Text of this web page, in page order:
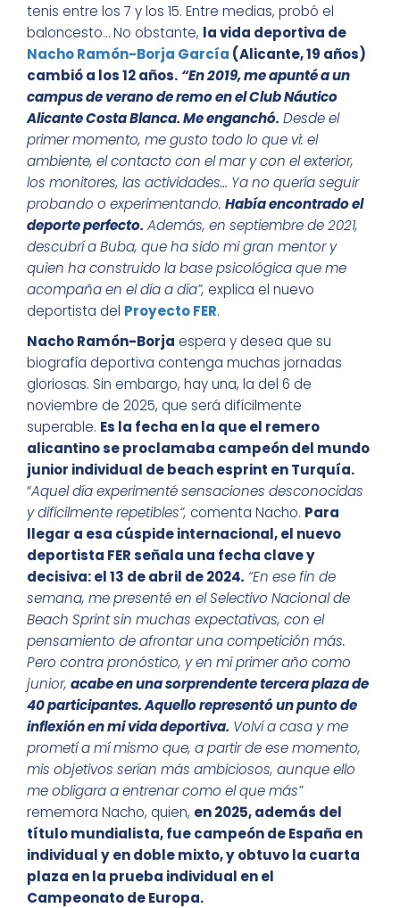
tenis entre los 7 y los 15. Entre medias, probó el
baloncesto… No obstante, la vida deportiva de
Nacho Ramón-Borja García (Alicante, 19 años)
cambió a los 12 años. “En 2019, me apunté a un
campus de verano de remo en el Club Náutico
Alicante Costa Blanca. Me enganchó. Desde el
primer momento, me gusto todo lo que vi: el
ambiente, el contacto con el mar y con el exterior,
los monitores, las actividades… Ya no quería seguir
probando o experimentando. Había encontrado el
deporte perfecto. Además, en septiembre de 2021,
descubrí a Buba, que ha sido mi gran mentor y
quien ha construido la base psicológica que me
acompaña en el día a día”, explica el nuevo
deportista del Proyecto FER.
Nacho Ramón-Borja espera y desea que su
biografía deportiva contenga muchas jornadas
gloriosas. Sin embargo, hay una, la del 6 de
noviembre de 2025, que será difícilmente
superable. Es la fecha en la que el remero
alicantino se proclamaba campeón del mundo
junior individual de beach esprint en Turquía.
“Aquel día experimenté sensaciones desconocidas
y difícilmente repetibles”, comenta Nacho. Para
llegar a esa cúspide internacional, el nuevo
deportista FER señala una fecha clave y
decisiva: el 13 de abril de 2024. “En ese fin de
semana, me presenté en el Selectivo Nacional de
Beach Sprint sin muchas expectativas, con el
pensamiento de afrontar una competición más.
Pero contra pronóstico, y en mi primer año como
junior, acabe en una sorprendente tercera plaza de
40 participantes. Aquello representó un punto de
inflexión en mi vida deportiva. Volví a casa y me
prometí a mí mismo que, a partir de ese momento,
mis objetivos serían más ambiciosos, aunque ello
me obligara a entrenar como el que más”
rememora Nacho, quien, en 2025, además del
título mundialista, fue campeón de España en
individual y en doble mixto, y obtuvo la cuarta
plaza en la prueba individual en el
Campeonato de Europa.